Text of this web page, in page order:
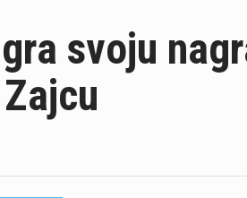
svoju